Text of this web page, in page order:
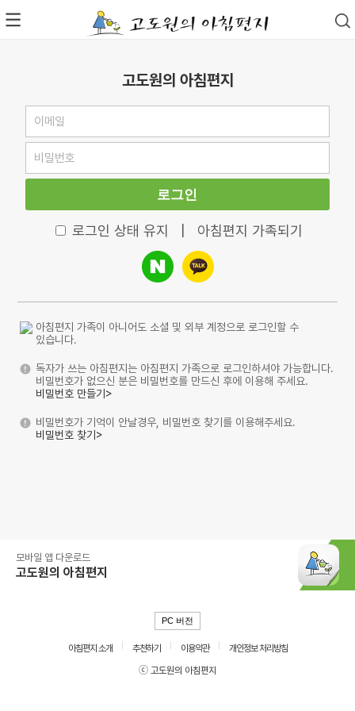
고도원의 아침편지
로그인
로그인 상태 유지 아침편지 가족되기
아침편지 가족이 아니어도 소셜 및 외부 계정으로 로그인할 수
있습니다.
독자가 쓰는 아침편지는 아침편지 가족으로 로그인하셔야 가능합니다.
비밀번호가 없으신 분은 비밀번호를 만드신 후에 이용해 주세요.
비밀번호 만들기>
비밀번호가 기억이 안날경우, 비밀번호 찾기를 이용해주세요.
비밀번호 찾기>
모바일 앱 다운로드
고도원의 아침편지
PC 버전
아침편지 소개 추천하기 이용약관
개인정보 처리방침
ⓒ 고도원의 아침편지